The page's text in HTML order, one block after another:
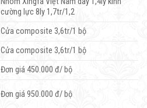
cường lực 8ly 1,7tr/1,2
Cửa composite 3,6tr/1 bộ
Cửa composite 3,6tr/1 bộ
Đơn giá 450.000 đ/ bộ
Đơn giá 950.000 đ/ bộ